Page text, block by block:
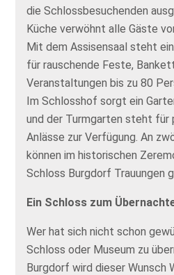
die Schlossbesuchenden
Küche verwöhnt alle Gäste
Mit dem Assisensaal steht
für rauschende Feste,
Veranstaltungen bis zu 80
Im Schlosshof sorgt ein
und der Turmgarten steht
Anlässe zur Verfügung. An
können im historischen
Schloss Burgdorf Trauungen
Ein Schloss zum
Wer hat sich nicht schon
Schloss oder Museum zu
Burgdorf wird dieser Wunsch